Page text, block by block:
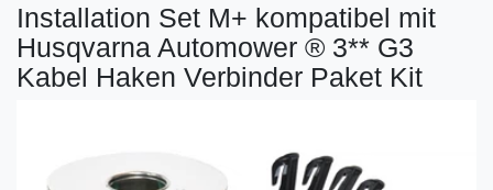
Installation Set M+ kompatibel mit
Husqvarna Automower ® 3** G3
Kabel Haken Verbinder Paket Kit